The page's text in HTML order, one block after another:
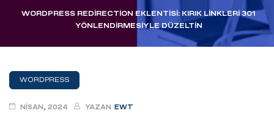
WORDPRESS REDIRECTION EKLENTISI: KIRIK LINKLERI 301
YÖNLENDIRMESIYLE DÜZELTIN
WORDPRESS
NISAN, 2024 YAZAN EWT